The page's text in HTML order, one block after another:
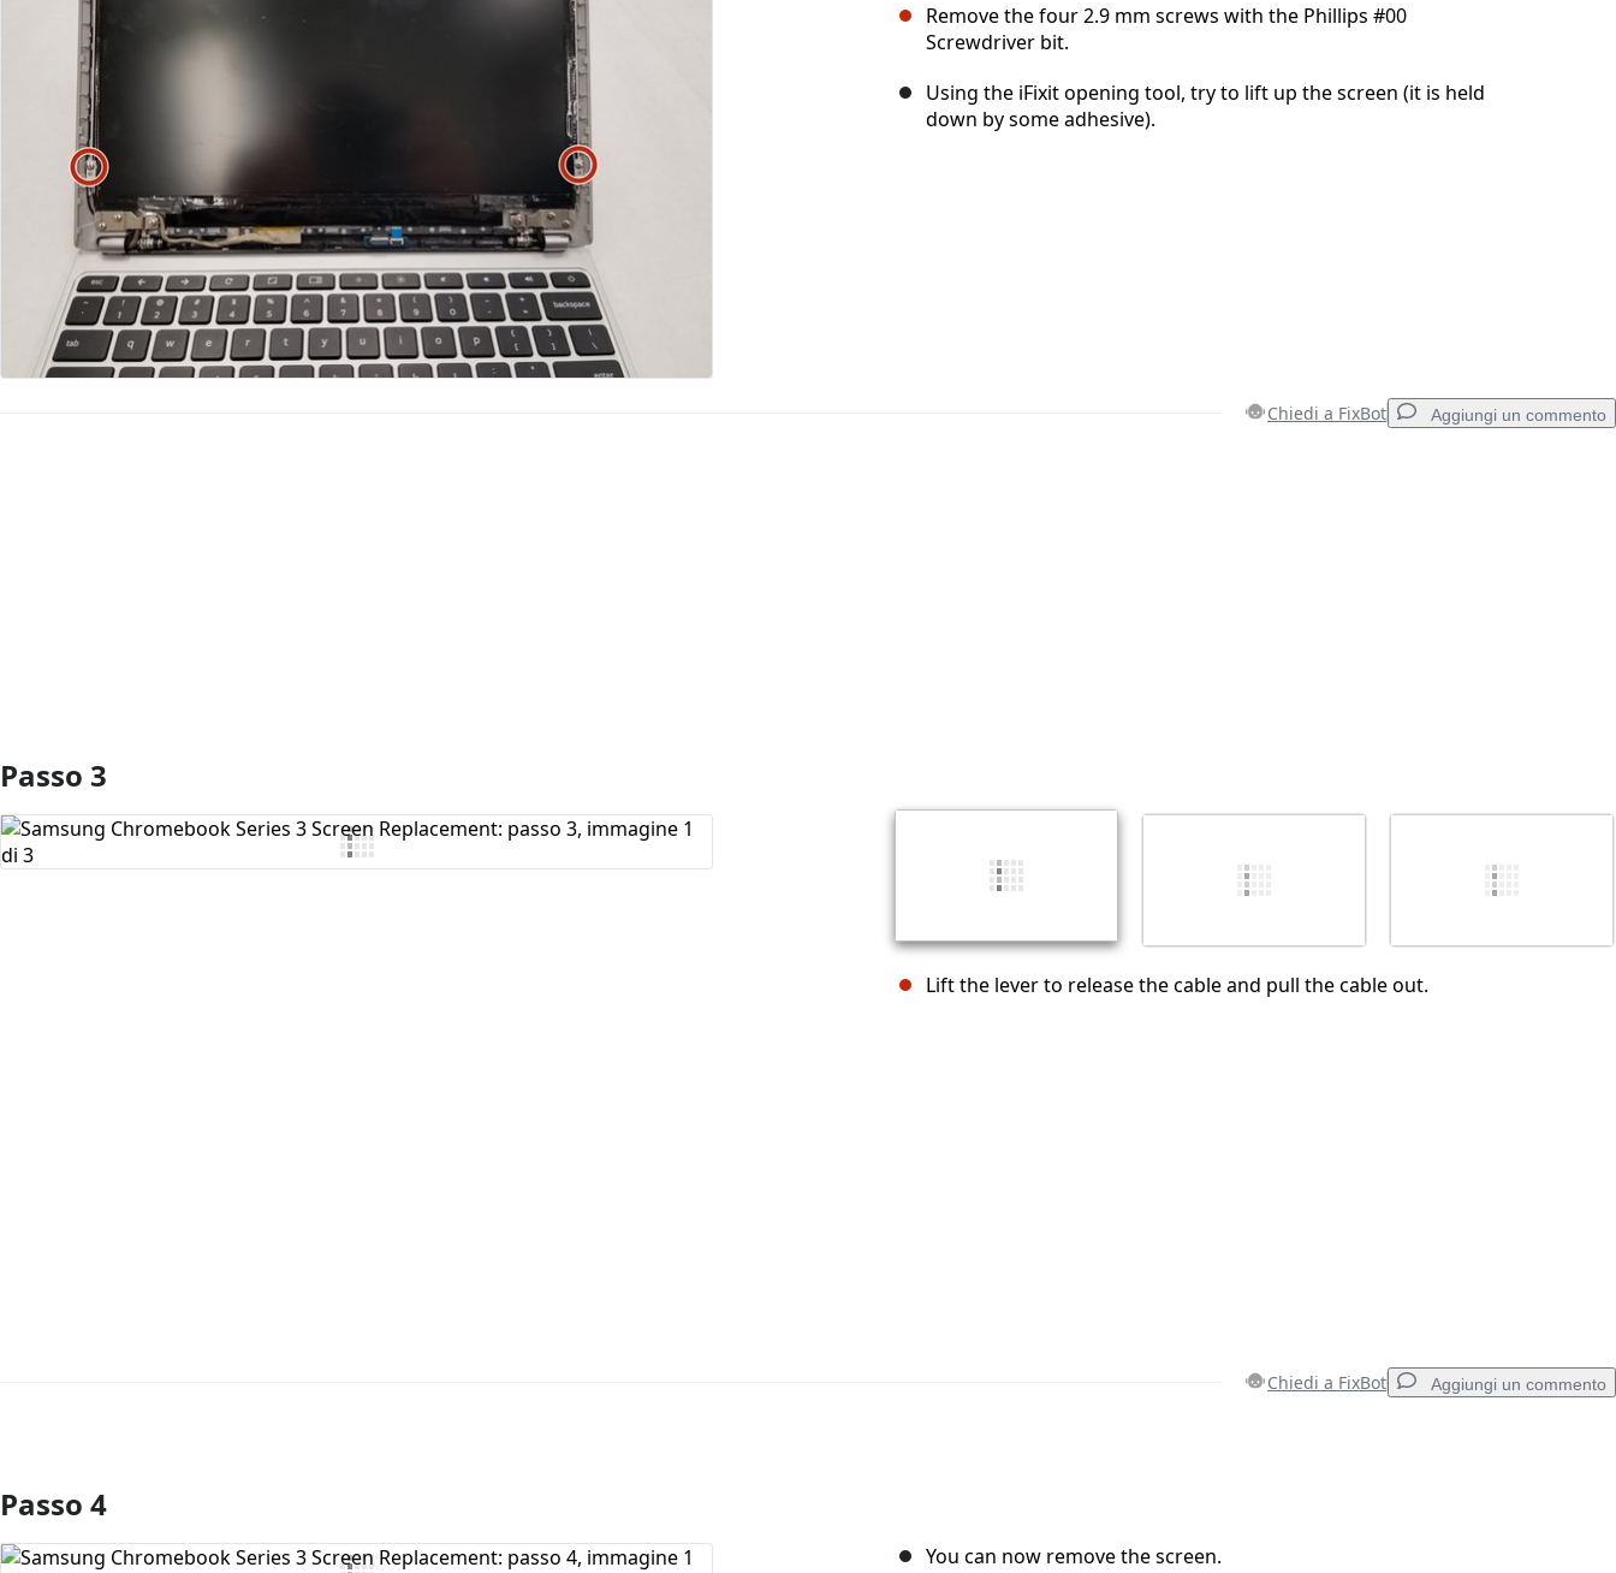
Remove the four 2.9 mm screws with the Phillips #00
Screwdriver bit.
Using the iFixit opening tool, try to lift up the screen (it is held
down by some adhesive).
Chiedi a FixBot Aggiungi un commento
Passo 3
Lift the lever to release the cable and pull the cable out.
Chiedi a FixBot Aggiungi un commento
Aggiungi Commento
Passo 4
You can now remove the screen.